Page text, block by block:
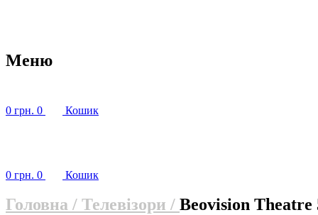
Меню
0 грн. 0 Кошик
0 грн. 0 Кошик
Головна / Телевізори / Beovision Theatre